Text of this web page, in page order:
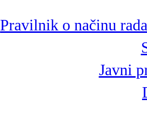
Pravilnik o načinu
Javni